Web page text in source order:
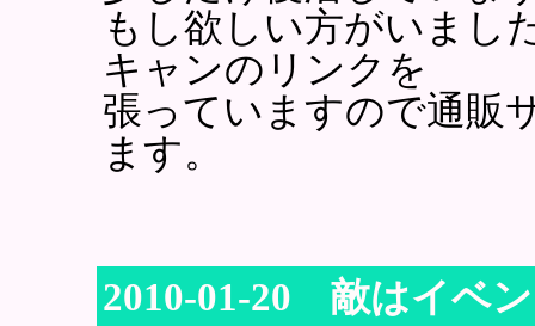
もし欲しい方がいま
キャンのリンクを
張っていますので通販
ます。
2010-01-20 敵はイベ